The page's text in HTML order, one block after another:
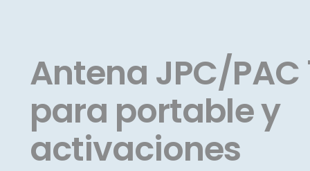
Antena JPC/PAC
para portable y
activaciones